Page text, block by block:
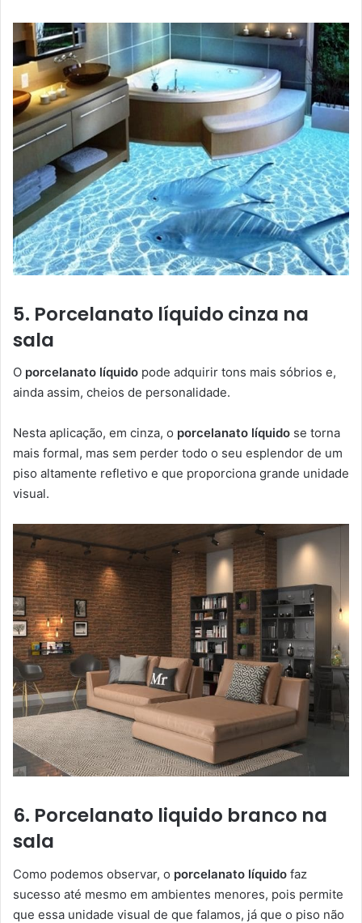
5. Porcelanato líquido cinza na
sala
O porcelanato líquido pode adquirir tons mais sóbrios e,
ainda assim, cheios de personalidade.
Nesta aplicação, em cinza, o porcelanato líquido se torna
mais formal, mas sem perder todo o seu esplendor de um
piso altamente refletivo e que proporciona grande unidade
visual.
6. Porcelanato liquido branco na
sala
Como podemos observar, o porcelanato líquido faz
sucesso até mesmo em ambientes menores, pois permite
que essa unidade visual de que falamos, já que o piso não